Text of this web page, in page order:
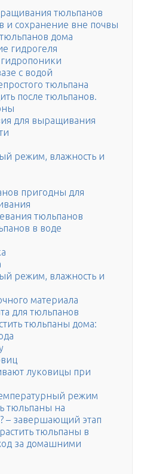
тюльпанов
и сохранение вне почвы
дома
гидрогеля
с водой
тюльпана
после тюльпанов.
для выращивания
режим, влажность и
пригодны для
тюльпанов
в воде
режим, влажность и
материала
для тюльпанов
тюльпаны дома:
луковицы при
режим
тюльпаны на
– завершающий этап
тюльпаны в
за домашними